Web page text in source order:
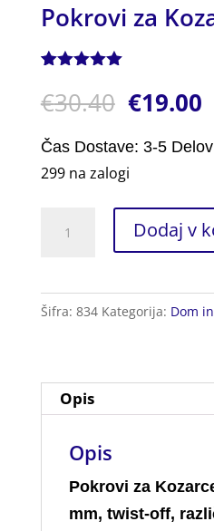
Pokrovi za
5.00od 5
na podlagi
stranke
€30.40 €19.00
Čas Dostave: 3-5
299 na zalogi
50kos.
količina
Dodaj v
Šifra: 834 Kategorija: Dom
Opis
Opis
Pokrovi za
mm, twist‑off,